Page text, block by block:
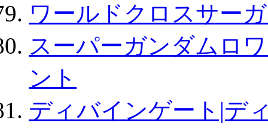
ワールドクロスサー
スーパーガンダムロ
ント
ディバインゲート|デ